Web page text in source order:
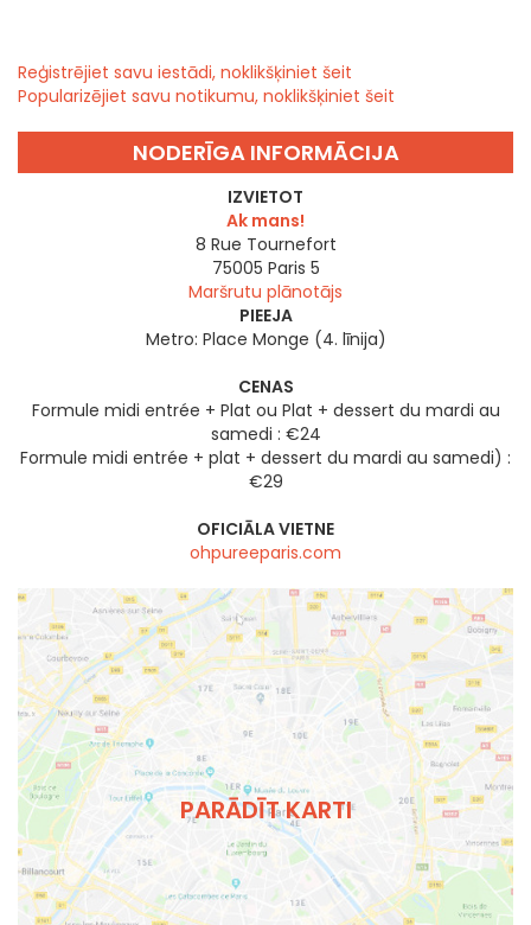
Reģistrējiet savu iestādi, noklikšķiniet šeit
Popularizējiet savu notikumu, noklikšķiniet šeit
NODERĪGA INFORMĀCIJA
IZVIETOT
Ak mans!
8 Rue Tournefort
75005 Paris 5
Maršrutu plānotājs
PIEEJA
Metro: Place Monge (4. līnija)
CENAS
Formule midi entrée + Plat ou Plat + dessert du mardi au
samedi : €24
Formule midi entrée + plat + dessert du mardi au samedi) :
€29
OFICIĀLA VIETNE
ohpureeparis.com
PARĀDĪT KARTI